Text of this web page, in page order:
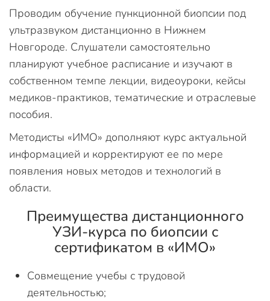
Проводим обучение пункционной биопсии под
ультразвуком дистанционно в Нижнем
Новгороде. Слушатели самостоятельно
планируют учебное расписание и изучают в
собственном темпе лекции, видеоуроки, кейсы
медиков-практиков, тематические и отраслевые
пособия.
Методисты «ИМО» дополняют курс актуальной
информацией и корректируют ее по мере
появления новых методов и технологий в
области.
Преимущества дистанционного
УЗИ-курса по биопсии с
сертификатом в «ИМО»
Совмещение учебы с трудовой
деятельностью;